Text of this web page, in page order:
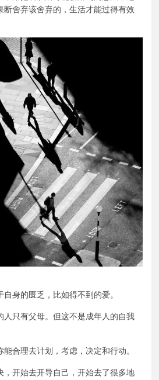
断舍弃该舍弃的，生活才能过得有效
身的匮乏，比如得不到的爱。
人只有父母。但这不是成年人的自我
合理去计划，考虑，决定和行动。
，开始去开导自己，开始去了很多地